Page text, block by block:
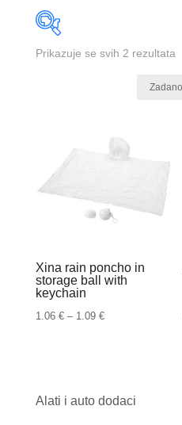
Alati i auto dodaci
Prikazuje se svih 2 rezultata
Xina rain poncho in
storage ball with
keychain
1.06 € – 1.09 €Raspon
do